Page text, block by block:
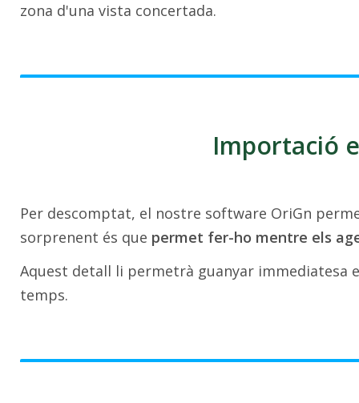
zona d'una vista concertada.
Importació
Per descomptat, el nostre software OriGn
sorprenent és que permet fer-ho mentre els
Aquest detall li permetrà guanyar immediatesa
temps.